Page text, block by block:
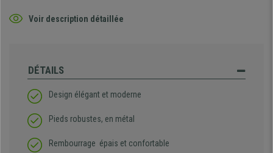
Voir description détaillée
DÉTAILS
Design élégant et moderne
Pieds robustes, en métal
Rembourrage épais et confortable